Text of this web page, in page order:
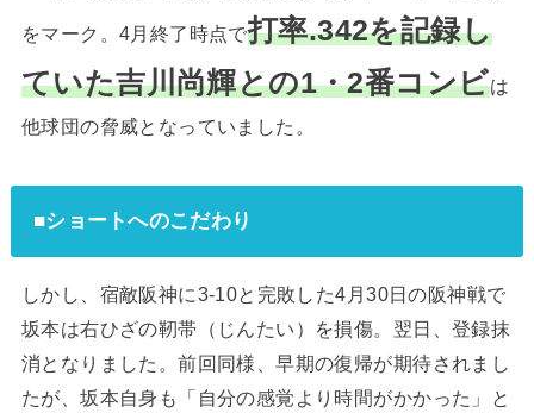
をマーク。4月終了時点で打率.342を記録し
ていた吉川尚輝との1・2番コンビは
他球団の脅威となっていました。
■ショートへのこだわり
しかし、宿敵阪神に3-10と完敗した4月30日の阪神戦で
坂本は右ひざの靭帯（じんたい）を損傷。翌日、登録抹
消となりました。前回同様、早期の復帰が期待されまし
たが、坂本自身も「自分の感覚より時間がかかった」と